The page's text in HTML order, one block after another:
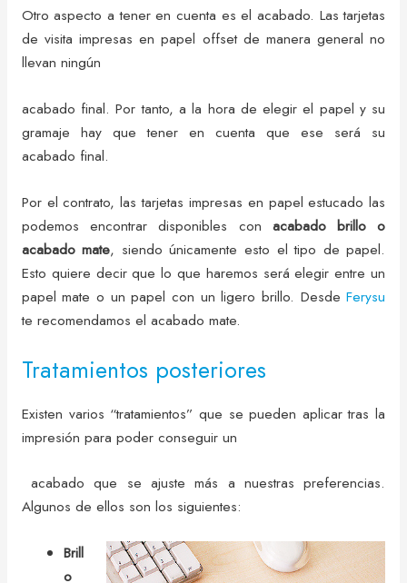
Otro aspecto a tener en cuenta es el acabado. Las tarjetas
de visita impresas en papel offset de manera general no
llevan ningún
acabado final. Por tanto, a la hora de elegir el papel y su
gramaje hay que tener en cuenta que ese será su
acabado final.
Por el contrato, las tarjetas impresas en papel estucado las
podemos encontrar disponibles con acabado brillo o
acabado mate, siendo únicamente esto el tipo de papel.
Esto quiere decir que lo que haremos será elegir entre un
papel mate o un papel con un ligero brillo. DesdeFerysu
te recomendamos el acabado mate.
Tratamientos posteriores
Existen varios “tratamientos” que se pueden aplicar tras la
impresión para poder conseguir un
acabado que se ajuste más a nuestras preferencias.
Algunos de ellos son los siguientes:
Brill
o